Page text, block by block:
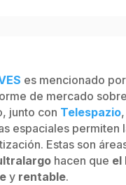
es mencionado por
de mercado
junto con Telespazio
espaciales permiten
Estas son
hacen que el
y rentable.